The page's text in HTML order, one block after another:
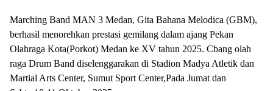
Marching Band MAN 3 Medan, Gita Bahana Melodica (GBM),
berhasil menorehkan prestasi gemilang dalam ajang Pekan
Olahraga Kota(Porkot) Medan ke XV tahun 2025. Cbang olah
raga Drum Band diselenggarakan di Stadion Madya Atletik dan
Martial Arts Center, Sumut Sport Center,Pada Jumat dan